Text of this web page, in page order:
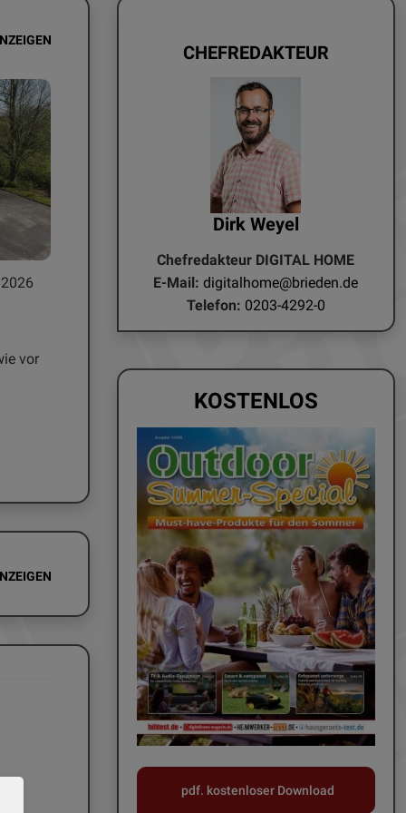
vor
CHEFREDAKTEUR
Dirk Weyel
Chefredakteur DIGITAL HOME
E-Mail: digitalhome@brieden.de
Telefon: 0203-4292-0
KOSTENLOS
pdf. kostenloser Download